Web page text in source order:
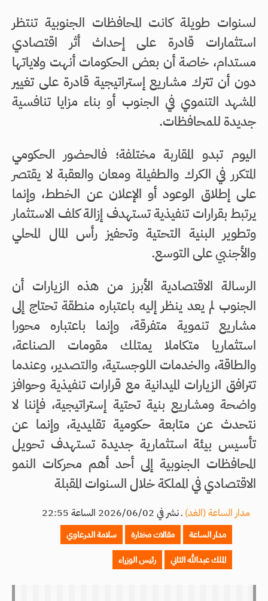
لسنوات طويلة كانت المحافظات الجنوبية تنتظر
استثمارات قادرة على إحداث أثر اقتصادي
مستدام، خاصة أن بعض الحكومات أنهت ولاياتها
دون أن تترك مشاريع إستراتيجية قادرة على تغيير
المشهد التنموي في الجنوب أو بناء مزايا تنافسية
جديدة للمحافظات.
اليوم تبدو المقاربة مختلفة؛ فالحضور الحكومي
المتكرر في الكرك والطفيلة ومعان والعقبة لا يقتصر
على إطلاق الوعود أو الإعلان عن الخطط، وإنما
يرتبط بقرارات تنفيذية تستهدف إزالة كلف الاستثمار
وتطوير البنية التحتية وتحفيز رأس المال المحلي
والأجنبي على التوسع.
الرسالة الاقتصادية الأبرز من هذه الزيارات أن
الجنوب لم يعد ينظر إليه باعتباره منطقة تحتاج إلى
مشاريع تنموية متفرقة، وإنما باعتباره محورا
استثماريا متكاملا يمتلك مقومات الصناعة،
والطاقة، والخدمات اللوجستية، والتصدير، وعندما
تترافق الزيارات الميدانية مع قرارات تنفيذية وحوافز
واضحة ومشاريع بنية تحتية إستراتيجية، فإننا لا
نتحدث عن متابعة حكومية تقليدية، وإنما عن
تأسيس بيئة استثمارية جديدة تستهدف تحويل
المحافظات الجنوبية إلى أحد أهم محركات النمو
الاقتصادي في المملكة خلال السنوات المقبلة
مدار الساعة (الغد) ـنشر في 2026/06/02 الساعة 22:55
مدار الساعة مقالات مختارة
سلامة الدرعاوي
الملك عبدالله الثاني
رئيس الوزراء